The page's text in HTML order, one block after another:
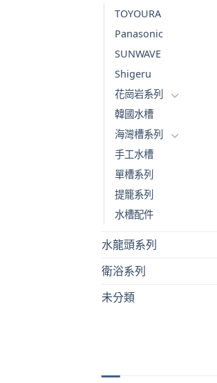
TOYOURA
Panasonic
SUNWAVE
Shigeru
花崗岩系列
韓國水槽
海灣槽系列
手工水槽
單槽系列
提籠系列
水槽配件
水龍頭系列
衛浴系列
未分類